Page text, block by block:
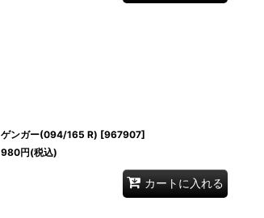
ゲンガー(094/165 R) [967907]
980円(税込)
カートに入れる